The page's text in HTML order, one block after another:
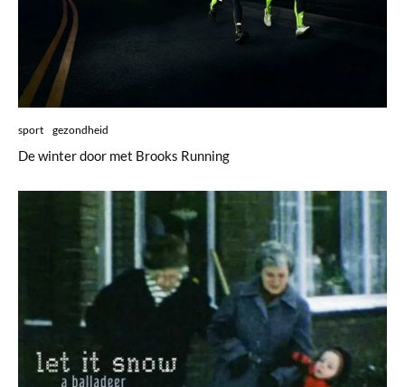
sport gezondheid
De winter door met Brooks Running